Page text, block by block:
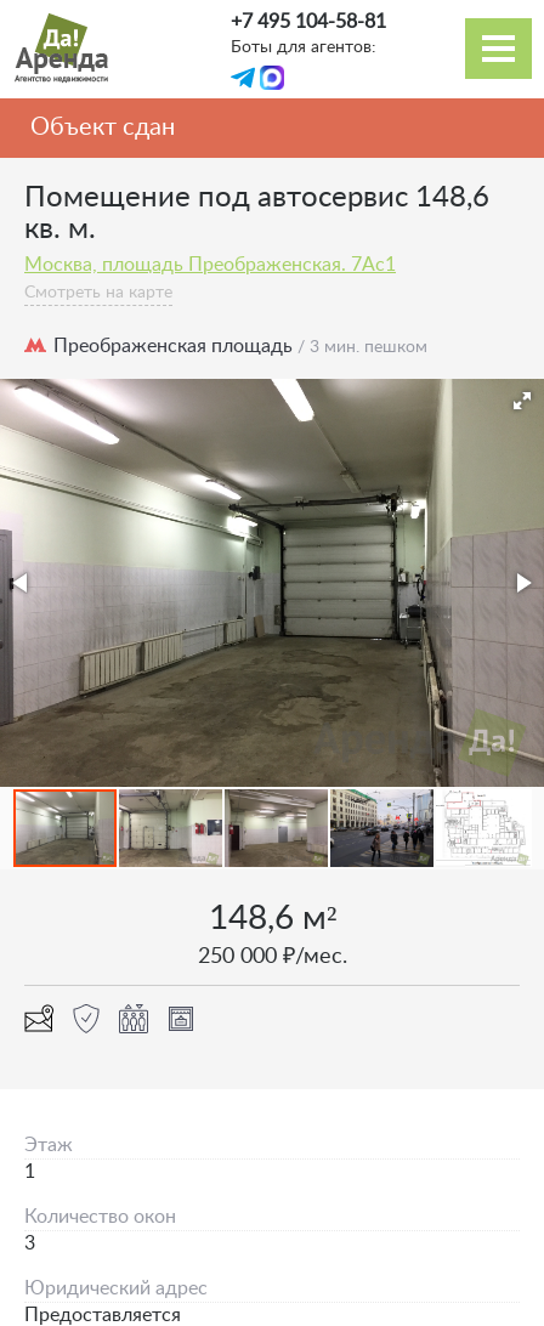
Перейти
основному
содержанию
Основная
навигация
+7 495 104-58-81
Боты для агентов:
Объект сдан
Помещение под автосервис 148,6
кв. м.
Москва, площадь Преображенская. 7Ас1
Смотреть на карте
Преображенская площадь / 3 мин. пешком
148,6 м²
250 000 ₽/мес.
Этаж
1
Количество окон
3
Юридический адрес
Предоставляется